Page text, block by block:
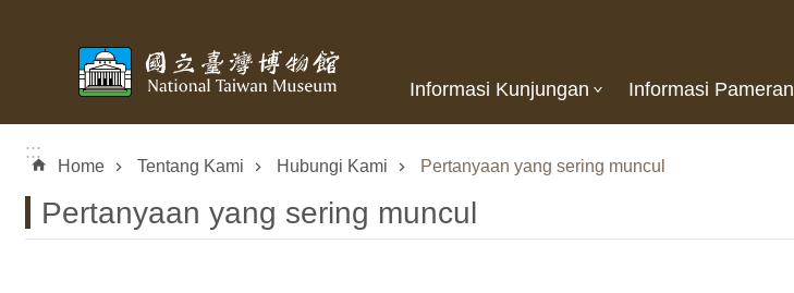
Informasi Kunjungan Informasi Pameran
:::
Home Tentang Kami Hubungi Kami Pertanyaan yang sering muncul
Pertanyaan yang sering muncul